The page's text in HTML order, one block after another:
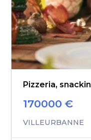
Pizzeria,
170000 €
VILLEURBANNE